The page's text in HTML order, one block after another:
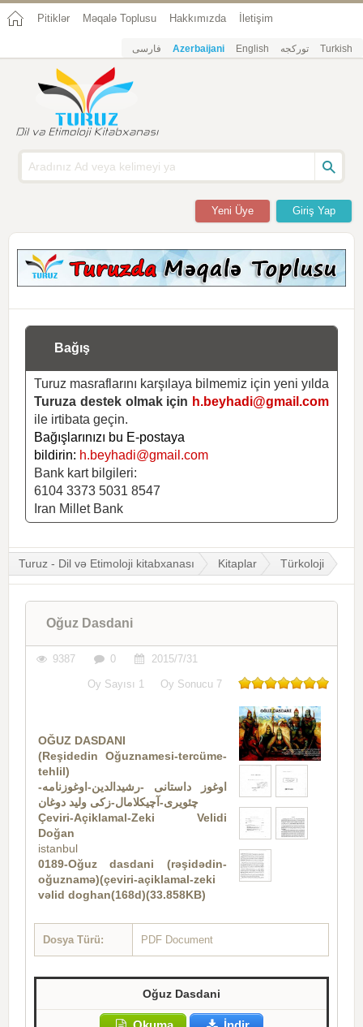
Pitiklər Məqalə Toplusu Hakkımızda İletişim
فارسی Azerbaijani English تورکجه Turkish
Giriş Yap
Yeni Üye
Bağış
Turuz masraflarını karşılaya bilmemiz için yeni yılda
Turuza destek olmak için h.beyhadi@gmail.com
ile irtibata geçin.
Bağışlarınızı bu E-postaya
bildirin: h.beyhadi@gmail.com
Bank kart bilgileri:
6104 3373 5031 8547
Iran Millet Bank
Turuz - Dil və Etimoloji kitabxanası Kitaplar Türkoloji
Oğuz Dasdani
9387 0 2015/7/31
Oy Sayısı 1 Oy Sonucu 7
OĞUZ DASDANI
(Reşidedin Oğuznamesi-tercüme-
tehlil)
اوغوز داستانی -رشیدالدین-اوغوزنامه-
چئویری-آچیکلامال-زکی ولید دوغان
Çeviri-Açiklamal-Zeki Velidi
Doğan
istanbul
0189-Oğuz dasdani (rəşidədin-
oğuznamə)(çeviri-açiklamal-zeki
vəlid doghan(168d)(33.858KB)
Dosya Türü: PDF Document
Oğuz Dasdani